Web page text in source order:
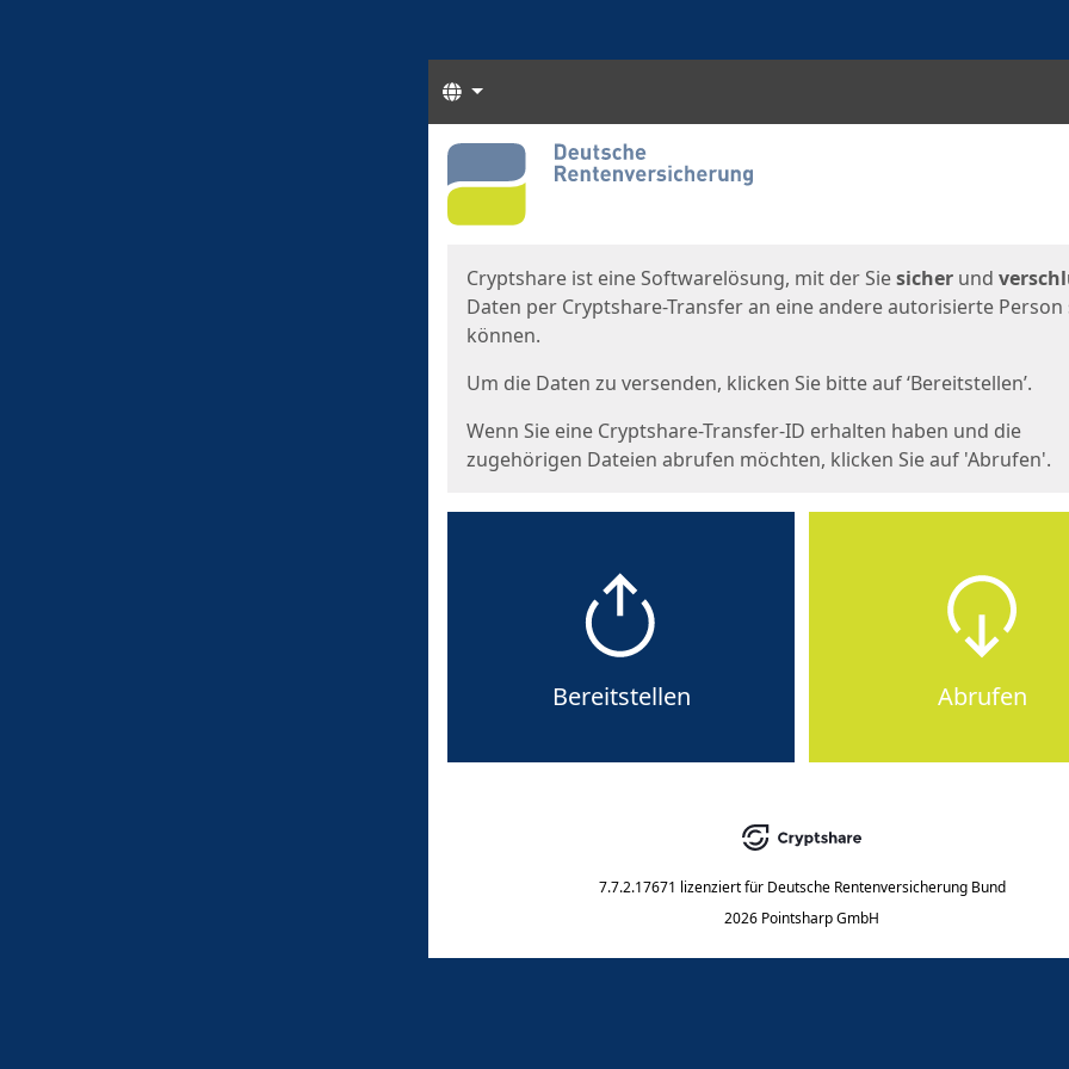
Sprachen
Start
Cryptshare ist eine Softwarelösung, mit der Siesicher und
Daten per Cryptshare-Transfer an eine andere autorisierte Person
können.
Um die Daten zu versenden, klicken Sie bitte auf ‘Bereitstellen’.
Wenn Sie eine Cryptshare-Transfer-ID erhalten haben und die
zugehörigen Dateien abrufen möchten, klicken Sie auf 'Abrufen'.
Bereitstellen Abrufen
7.7.2.17671 lizenziert für Deutsche Rentenversicherung Bund
2026 Pointsharp GmbH